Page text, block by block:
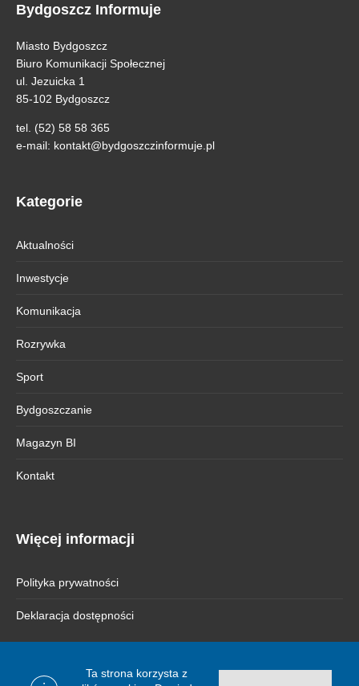
Ta strona korzysta z
Bydgoszcz Informuje
Miasto Bydgoszcz
Biuro Komunikacji Społecznej
ul. Jezuicka 1
85-102 Bydgoszcz
tel. (52) 58 58 365
e-mail: kontakt@bydgoszczinformuje.pl
Kategorie
Aktualności
Inwestycje
Komunikacja
Rozrywka
Sport
Bydgoszczanie
Magazyn BI
Kontakt
Więcej informacji
Polityka prywatności
Deklaracja dostępności